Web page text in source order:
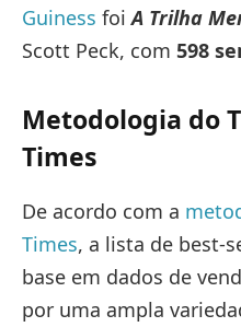
Guiness foiA Trilha
Scott Peck, com 598
Metodologia do
Times
De acordo com a
Times, a lista de best-
base em dados de
por uma ampla